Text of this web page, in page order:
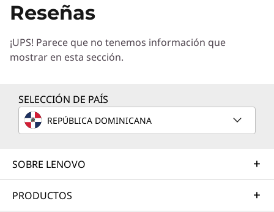
Diseñe la mejor estrategia para su empresa.
correcta para sus exclusivas necesidades
empresariales.
Servicios de Implementación
ayudaremos a simplificar la implementación de nuevas
Reseñas
¡UPS! Parece que no tenemos información que
mostrar en esta sección.
SELECCIÓN DE PAÍS
REPÚBLICA DOMINICANA
SOBRE LENOVO
PRODUCTOS